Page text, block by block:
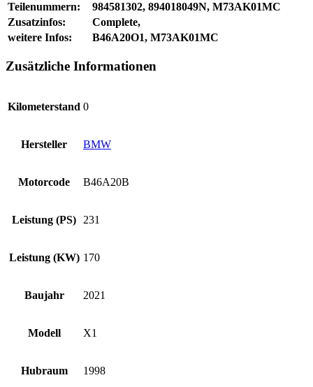
Teilenummern:
984581302, 894018049N, M73AK01MC
Zusatzinfos:
Complete,
weitere Infos:
B46A20O1, M73AK01MC
Zusätzliche Informationen
Kilometerstand 0
Hersteller BMW
Motorcode B46A20B
Leistung (PS) 231
Leistung (KW) 170
Baujahr 2021
Modell X1
Hubraum 1998